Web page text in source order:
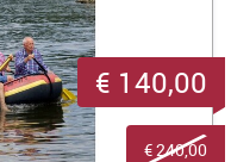
€ 140,00
€ 240,00